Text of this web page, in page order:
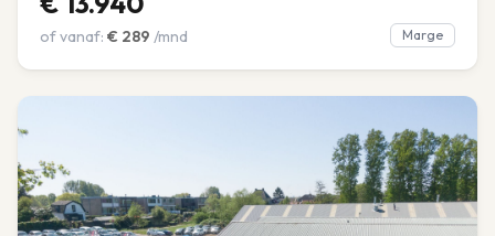
of vanaf: € 289 /mnd Marge